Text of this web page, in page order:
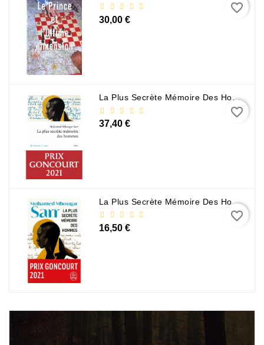
30,00 €
favorite_border
La Plus Secrète Mémoire Des Hommes - Mohamed Mbougar Sarr
37,40 €
favorite_border
La Plus Secrète Mémoire Des Hommes - Mohamed Mbougar Sarr
16,50 €
favorite_border